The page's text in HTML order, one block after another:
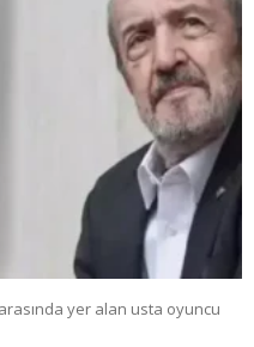
yer alan usta oyuncu